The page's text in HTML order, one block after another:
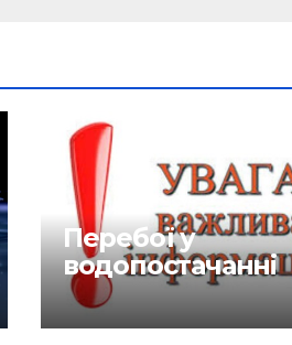
Перебої у
водопостачанні
28.06.26